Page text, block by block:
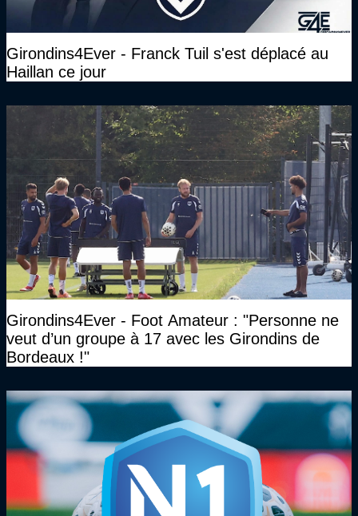
Girondins4Ever - Franck Tuil s'est déplacé au
Haillan ce jour
Girondins4Ever - Foot Amateur : "Personne ne
veut d’un groupe à 17 avec les Girondins de
Bordeaux !"